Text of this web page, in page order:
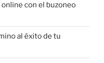
con el buzoneo
al éxito de tu